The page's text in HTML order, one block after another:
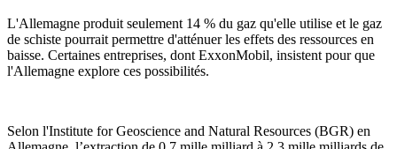
L'Allemagne produit seulement 14 % du gaz qu'elle utilise et le gaz
de schiste pourrait permettre d'atténuer les effets des ressources en
baisse. Certaines entreprises, dont ExxonMobil, insistent pour que
l'Allemagne explore ces possibilités.
Selon l'Institute for Geoscience and Natural Resources (BGR) en